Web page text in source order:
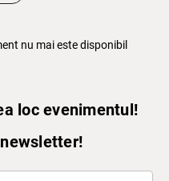
nu mai este disponibil
loc evenimentul!